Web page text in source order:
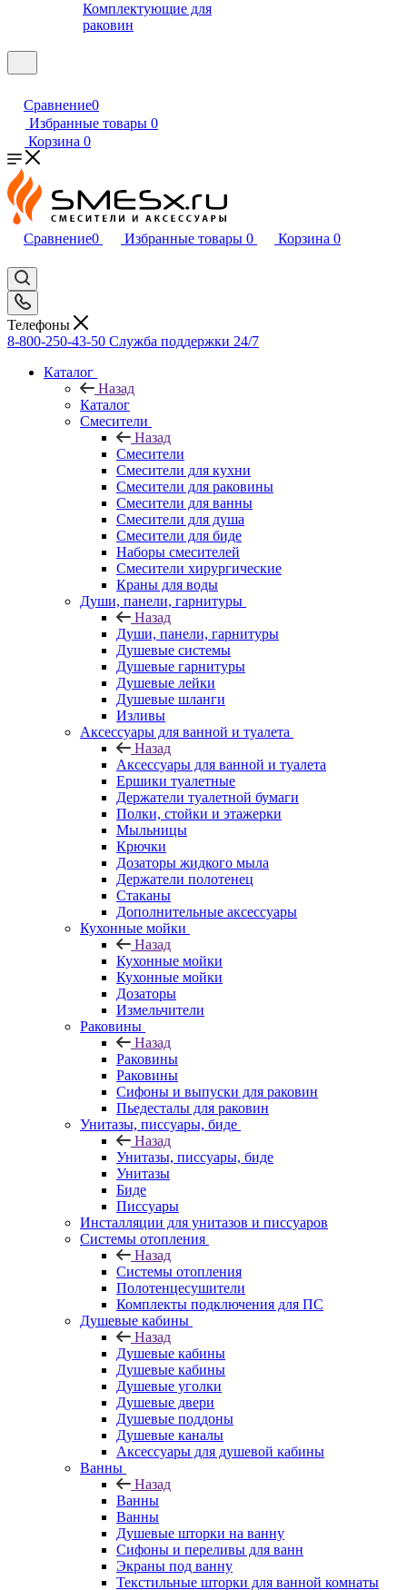
Комплектующие для
раковин
Сравнение0
Избранные товары 0
Корзина 0
Сравнение0 Избранные товары 0 Корзина 0
Телефоны
8-800-250-43-50 Служба поддержки 24/7
Каталог
Назад
Каталог
Смесители
Назад
Смесители
Смесители для кухни
Смесители для раковины
Смесители для ванны
Смесители для душа
Смесители для биде
Наборы смесителей
Смесители хирургические
Краны для воды
Души, панели, гарнитуры
Назад
Души, панели, гарнитуры
Душевые системы
Душевые гарнитуры
Душевые лейки
Душевые шланги
Изливы
Аксессуары для ванной и туалета
Назад
Аксессуары для ванной и туалета
Ершики туалетные
Держатели туалетной бумаги
Полки, стойки и этажерки
Мыльницы
Крючки
Дозаторы жидкого мыла
Держатели полотенец
Стаканы
Дополнительные аксессуары
Кухонные мойки
Назад
Кухонные мойки
Кухонные мойки
Дозаторы
Измельчители
Раковины
Назад
Раковины
Раковины
Сифоны и выпуски для раковин
Пьедесталы для раковин
Унитазы, писсуары, биде
Назад
Унитазы, писсуары, биде
Унитазы
Биде
Писсуары
Инсталляции для унитазов и писсуаров
Системы отопления
Назад
Системы отопления
Полотенцесушители
Комплекты подключения для ПС
Душевые кабины
Назад
Душевые кабины
Душевые кабины
Душевые уголки
Душевые двери
Душевые поддоны
Душевые каналы
Аксессуары для душевой кабины
Ванны
Назад
Ванны
Ванны
Душевые шторки на ванну
Сифоны и переливы для ванн
Экраны под ванну
Текстильные шторки для ванной комнаты